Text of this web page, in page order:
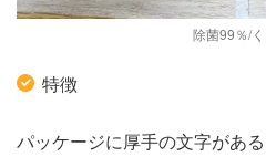
除菌99％/
特徴
パッケージに厚手の文字があ